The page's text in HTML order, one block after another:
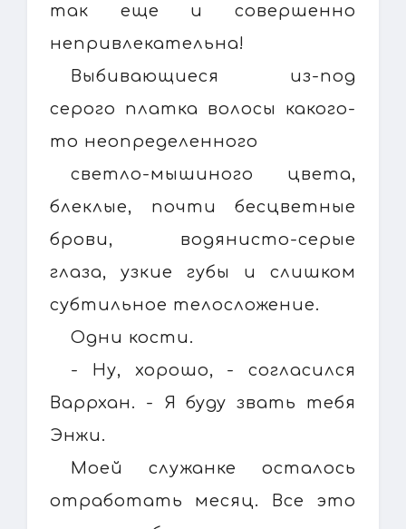
так еще и совершенно
непривлекательна!
Выбивающиеся из-под
серого платка волосы какого-
то неопределенного
светло-мышиного цвета,
блеклые, почти бесцветные
брови, водянисто-серые
глаза, узкие губы и слишком
субтильное телосложение.
Одни кости.
- Ну, хорошо, - согласился
Варрхан. - Я буду звать тебя
Энжи.
Моей служанке осталось
отработать месяц. Все это